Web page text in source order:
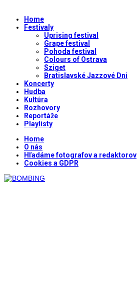
Home
Festivaly
Uprising festival
Grape festival
Pohoda festival
Colours of Ostrava
Sziget
Bratislavské Jazzové Dni
Koncerty
Hudba
Kultúra
Rozhovory
Reportáže
Playlisty
Home
O nás
Hľadáme fotografov a redaktorov
Cookies a GDPR